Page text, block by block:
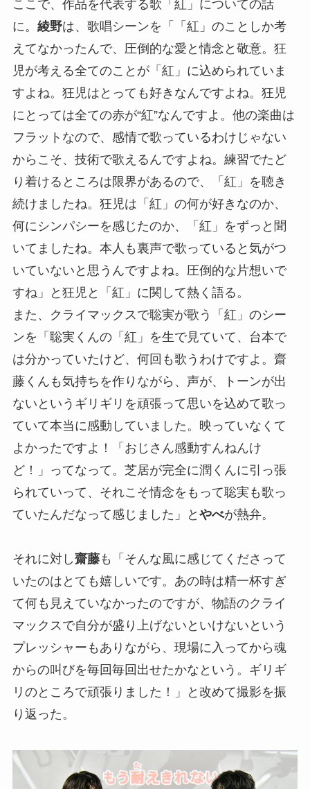
ここで、作品を代表する歌「紅」についての話
に。 綾野は、歌唱シーンを「「紅」のことしか考
えてなかったんで、圧倒的な愛と情念と敬意。狂
児が考える全てのことが「紅」に込められていま
すよね。狂児はとっても好きなんですよね。狂児
にとっては全ての赤が“紅”なんですよ。他の楽曲は
フラットなので、感情で歌っているわけじゃない
からこそ、技術で歌えるんですよね。練習でたど
り着けるところは限界があるので、「紅」を聴き
続けましたね。狂児は「紅」の何が好きなのか、
何にシンパシーを感じたのか、「紅」をずっと聞
いてましたね。本人も裏声で歌っていると気がつ
いていないと思うんですよね。圧倒的な片想いで
すね」と狂児と「紅」に関して熱く語る。
また、クライマックスで聡実が歌う「紅」のシー
ンを「聡実くんの「紅」を生で見ていて、台本で
は分かっていたけど、何回も歌うわけですよ。齋
藤くんも気持ちを作りながら、声が、トーンが出
ないというギリギリを頑張って思いを込めて歌っ
ていて本当に感動していました。映っていなくて
よかったですよ！「おじさん感動すんねんけ
ど！」ってなって。芝居が完全に潤くんに引っ張
られていって、それこそ情念をもって聡実も歌っ
ていたんだなって感じました」と やべが熱弁。
それに対し齋藤も「そんな風に感じてくださって
いたのはとても嬉しいです。あの時は精一杯すぎ
て何も見えていなかったのですが、物語のクライ
マックスで自分が盛り上げないといけないという
プレッシャーもありながら、現場に入ってから魂
からの叫びを毎回毎回出せたかなという。ギリギ
リのところで頑張りました！」と改めて撮影を振
り返った。